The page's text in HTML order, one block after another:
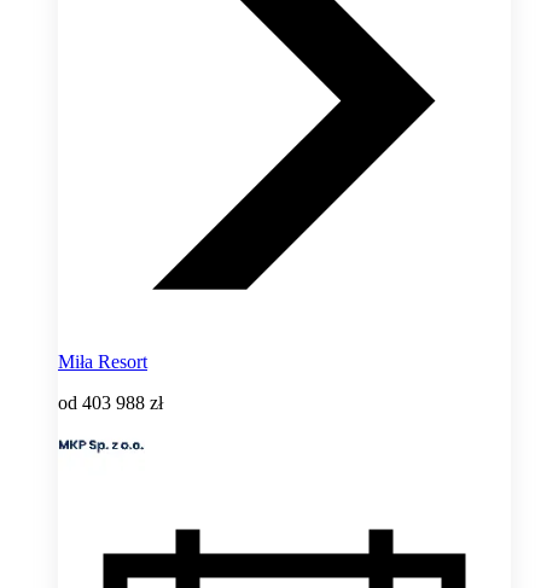
Miła Resort
od 403 988 zł